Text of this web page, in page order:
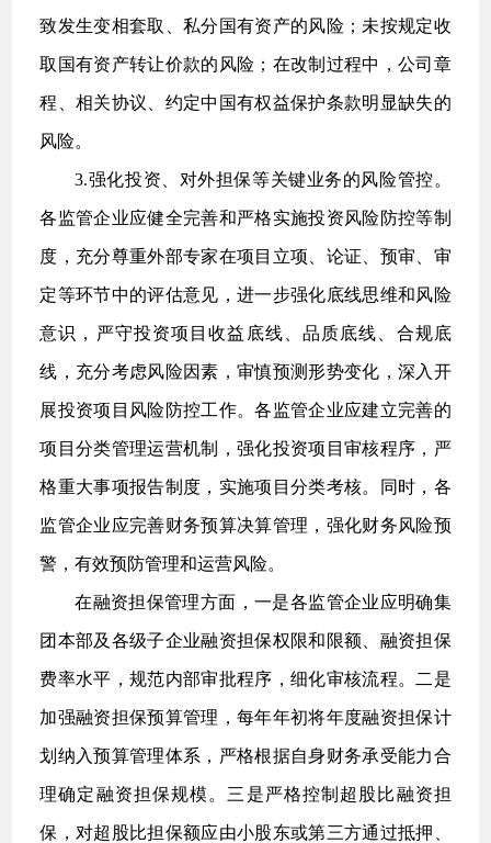
致发生变相套取、私分国有资产的风险；未按规定收
取国有资产转让价款的风险；在改制过程中，公司章
程、相关协议、约定中国有权益保护条款明显缺失的
风险。
3.强化投资、对外担保等关键业务的风险管控。
各监管企业应健全完善和严格实施投资风险防控等制
度，充分尊重外部专家在项目立项、论证、预审、审
定等环节中的评估意见，进一步强化底线思维和风险
意识，严守投资项目收益底线、品质底线、合规底
线，充分考虑风险因素，审慎预测形势变化，深入开
展投资项目风险防控工作。各监管企业应建立完善的
项目分类管理运营机制，强化投资项目审核程序，严
格重大事项报告制度，实施项目分类考核。同时，各
监管企业应完善财务预算决算管理，强化财务风险预
警，有效预防管理和运营风险。
在融资担保管理方面，一是各监管企业应明确集
团本部及各级子企业融资担保权限和限额、融资担保
费率水平，规范内部审批程序，细化审核流程。二是
加强融资担保预算管理，每年年初将年度融资担保计
划纳入预算管理体系，严格根据自身财务承受能力合
理确定融资担保规模。三是严格控制超股比融资担
保，对超股比担保额应由小股东或第三方通过抵押、